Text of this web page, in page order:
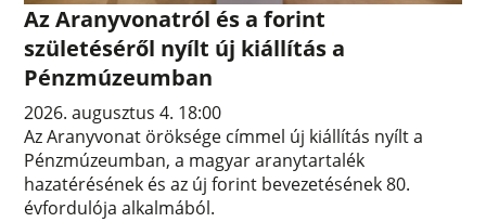
Az Aranyvonatról és a forint
születéséről nyílt új kiállítás a
Pénzmúzeumban
2026. augusztus 4. 18:00
Az Aranyvonat öröksége címmel új kiállítás nyílt a
Pénzmúzeumban, a magyar aranytartalék
hazatérésének és az új forint bevezetésének 80.
évfordulója alkalmából.